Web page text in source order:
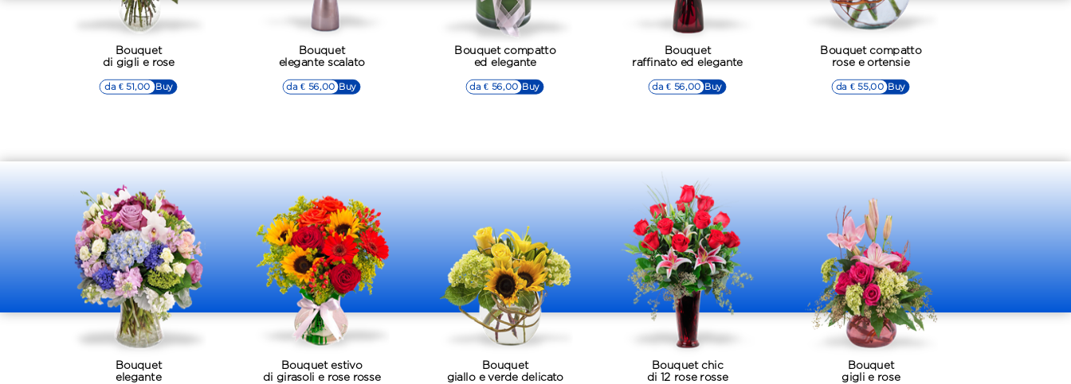
Bouquet
di gigli e rose
▷▷ Buy
da € 51,00
Bouquet
elegante scalato
▷▷ Buy
da € 56,00
Bouquet compatto
ed elegante
▷▷ Buy
da € 56,00
Bouquet
raffinato ed elegante
▷▷ Buy
da € 56,00
Bouquet compatto
rose e ortensie
▷▷ Buy
da € 55,00
Bouquet
elegante
Bouquet estivo
di girasoli e rose rosse
Bouquet
giallo e verde delicato
Bouquet chic
di 12 rose rosse
Bouquet
gigli e rose